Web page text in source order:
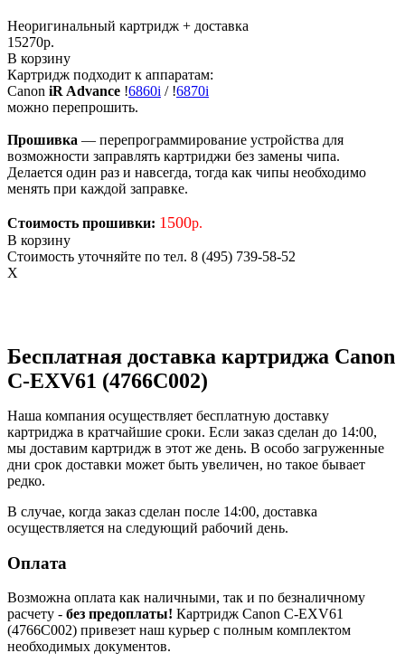
Неоригинальный картридж + доставка
15270р.
В корзину
Картридж подходит к аппаратам:
Canon iR Advance !6860i / !6870i
можно перепрошить.
Прошивка — перепрограммирование устройства для
возможности заправлять картриджи без замены чипа.
Делается один раз и навсегда, тогда как чипы необходимо
менять при каждой заправке.
Стоимость прошивки: 1500р.
В корзину
Стоимость уточняйте по тел. 8 (495) 739-58-52
X
Бесплатная доставка картриджа Canon
C-EXV61 (4766C002)
Наша компания осуществляет бесплатную доставку
картриджа в кратчайшие сроки. Если заказ сделан до 14:00,
мы доставим картридж в этот же день. В особо загруженные
дни срок доставки может быть увеличен, но такое бывает
редко.
В случае, когда заказ сделан после 14:00, доставка
осуществляется на следующий рабочий день.
Оплата
Возможна оплата как наличными, так и по безналичному
расчету - без предоплаты! Картридж Canon C-EXV61
(4766C002) привезет наш курьер с полным комплектом
необходимых документов.